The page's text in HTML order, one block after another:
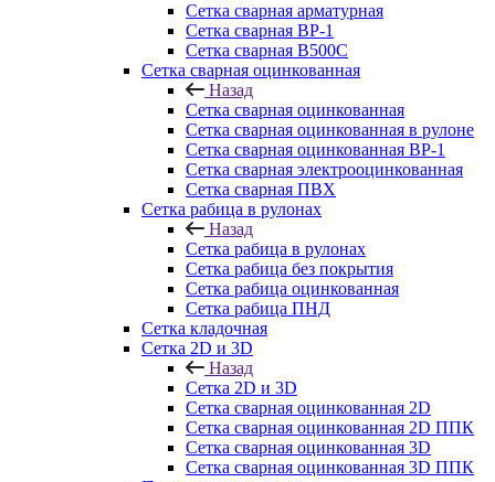
Сетка сварная арматурная
Сетка сварная ВР-1
Сетка сварная В500С
Сетка сварная оцинкованная
Назад
Сетка сварная оцинкованная
Сетка сварная оцинкованная в рулоне
Сетка сварная оцинкованная ВР-1
Сетка сварная электрооцинкованная
Сетка сварная ПВХ
Сетка рабица в рулонах
Назад
Сетка рабица в рулонах
Сетка рабица без покрытия
Сетка рабица оцинкованная
Сетка рабица ПНД
Сетка кладочная
Сетка 2D и 3D
Назад
Сетка 2D и 3D
Сетка сварная оцинкованная 2D
Сетка сварная оцинкованная 2D ППК
Сетка сварная оцинкованная 3D
Сетка сварная оцинкованная 3D ППК